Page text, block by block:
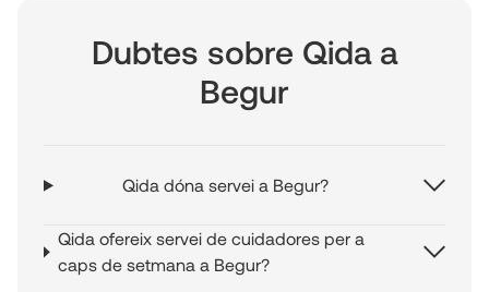
Dubtes sobre Qida a
Begur
Qida dóna servei a Begur?
Qida ofereix servei de cuidadores per a
caps de setmana a Begur?